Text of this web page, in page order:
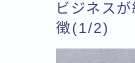
ビジネス
徴(1/2)